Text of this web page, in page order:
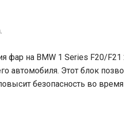
фар на BMW 1 Series F20/F21
автомобиля. Этот блок
безопасность во